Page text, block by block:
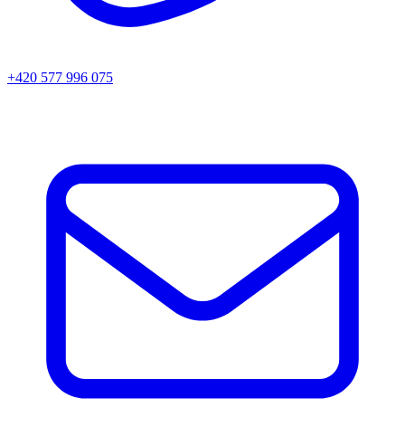
+420 577 996 075